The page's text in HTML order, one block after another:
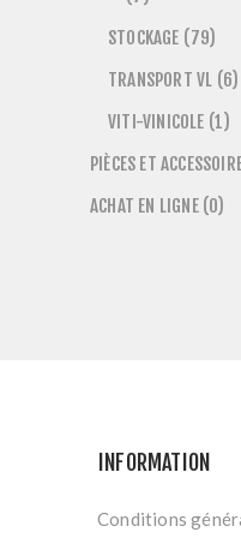
STOCKAGE (79)
TRANSPORT VL (6)
VITI-VINICOLE (1)
PIÈCES ET
ACHAT EN LIGNE (0)
INFORMATION
Conditions